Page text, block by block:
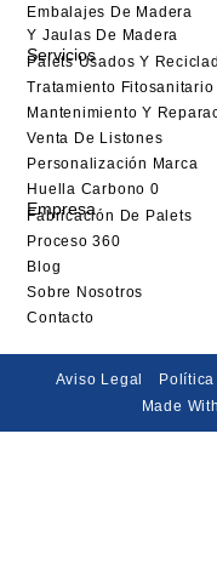
Embalajes De Madera
Y Jaulas De Madera
Servicios
Palets Usados Y
Tratamiento Fitosanitario
Mantenimiento Y
Venta De Listones
Personalización Marca
Huella Carbono 0
Empresa
Fabricación De Palets
Proceso 360
Blog
Sobre Nosotros
Contacto
Aviso Legal
Made